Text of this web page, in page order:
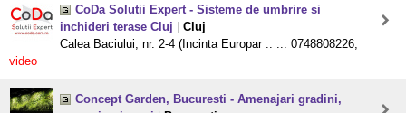
CoDa Solutii Expert - Sisteme de umbrire si
inchideri terase Cluj
Cluj
Calea Baciului, nr. 2-4 (Incinta Europar .. ... 0748808226;
video
Concept Garden, Bucuresti - Amenajari gradini,